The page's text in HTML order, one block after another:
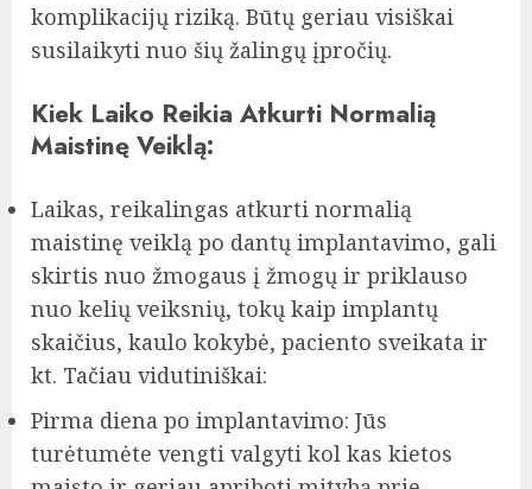
komplikacijų riziką. Būtų geriau visiškai
susilaikyti nuo šių žalingų įpročių.
Kiek Laiko Reikia Atkurti Normalią
Maistinę Veiklą:
Laikas, reikalingas atkurti normalią
maistinę veiklą po dantų implantavimo, gali
skirtis nuo žmogaus į žmogų ir priklauso
nuo kelių veiksnių, tokų kaip implantų
skaičius, kaulo kokybė, paciento sveikata ir
kt. Tačiau vidutiniškai:
Pirma diena po implantavimo: Jūs
turėtumėte vengti valgyti kol kas kietos